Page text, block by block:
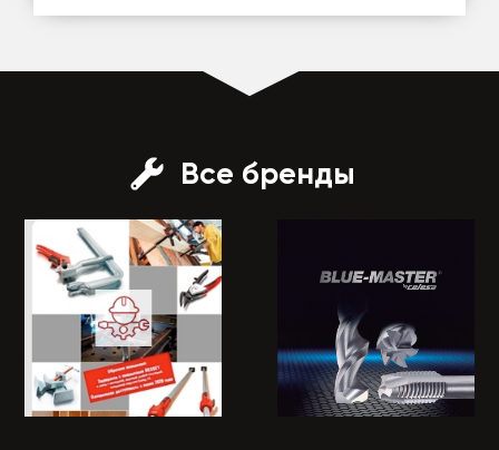
Все бренды